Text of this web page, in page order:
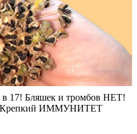
Бляшек и тромбов НЕТ!
ИММУНИТЕТ